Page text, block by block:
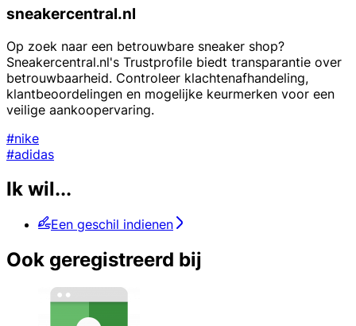
sneakercentral.nl
Op zoek naar een betrouwbare sneaker shop?
Sneakercentral.nl's Trustprofile biedt transparantie over
betrouwbaarheid. Controleer klachtenafhandeling,
klantbeoordelingen en mogelijke keurmerken voor een
veilige aankoopervaring.
#nike
#adidas
Ik wil...
Een geschil indienen
Ook geregistreerd bij